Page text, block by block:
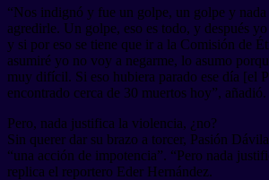
“Nos indignó y fue un golpe, un golpe y
agredirle. Un golpe, eso es todo, y después
y si por eso se tiene que ir a la Comisión de
asumiré yo no voy a negarme, lo asumo
muy difícil. Si eso hubiera parado ese día [el
encontrado cerca de 30 muertos hoy”, añadió.
Pero, nada justifica la violencia, ¿no?
Sin querer dar su brazo a torcer, Pasión
“una acción de impotencia”. “Pero nada
replica el reportero Eder Hernández.